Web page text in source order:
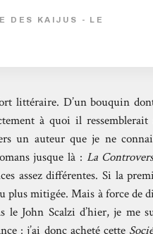
DES KAIJUS - LE
littéraire. D’un bouquin
à quoi il
un auteur que je ne
jusque là : La
assez différentes. Si la
plus mitigée. Mais à force de
le John Scalzi d’hier, je me
: j’ai donc acheté cette